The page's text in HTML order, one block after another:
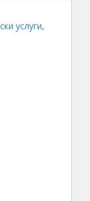
услуги,